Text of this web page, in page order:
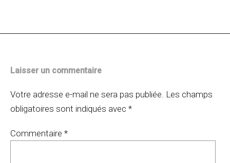
Laisser un commentaire
Votre adresse e-mail ne sera pas publiée. Les champs
obligatoires sont indiqués avec *
Commentaire *